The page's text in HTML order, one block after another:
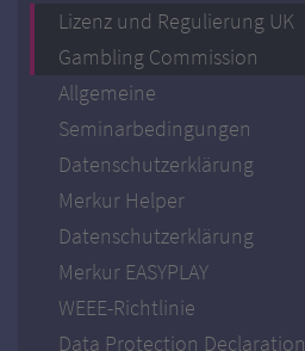
Lizenz und Regulierung UK
Gambling Commission
Allgemeine
Seminarbedingungen
Datenschutzerklärung
Merkur Helper
Datenschutzerklärung
Merkur EASYPLAY
WEEE-Richtlinie
Data Protection Declaration